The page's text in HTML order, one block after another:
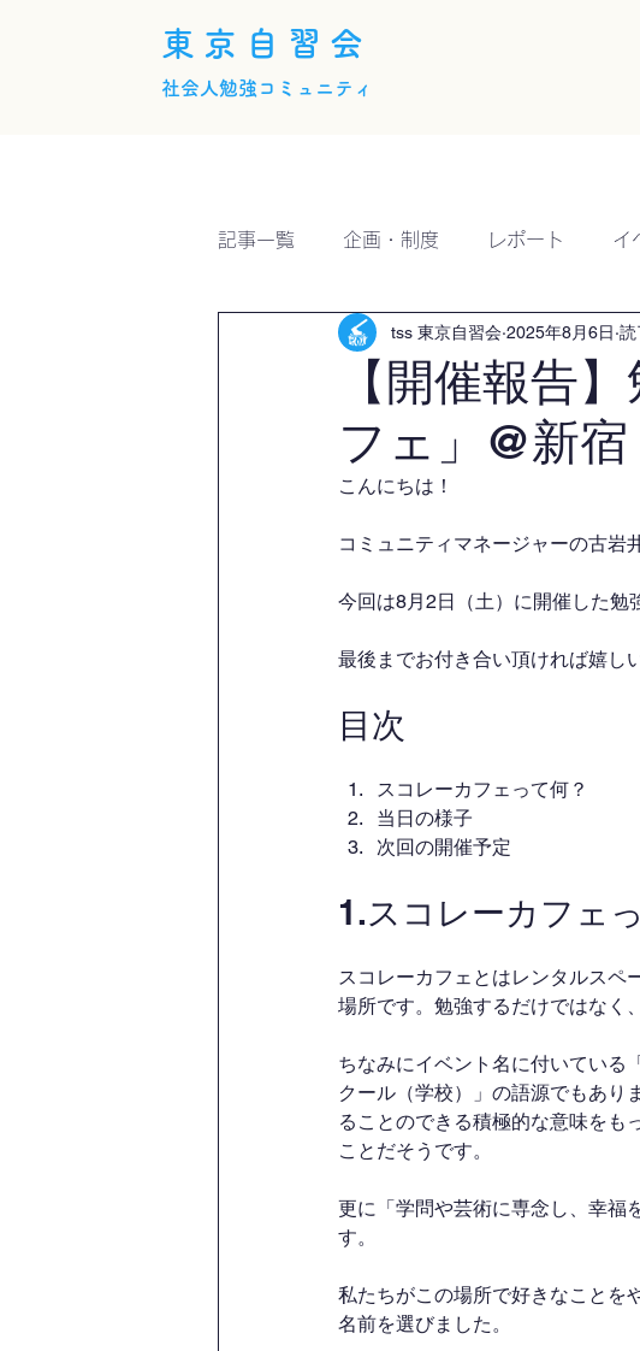
東京自習会
社会人勉強コミュニティ
記事一覧 企画・制度 レポート イ
【開催報告
フェ」@新宿
tss 東京自習会 2025年8月6日 読
こんにちは！
コミュニティマネージャーの古岩
今回は8月2日（土）に開催した勉
最後までお付き合い頂ければ嬉し
目次
スコレーカフェって何？
当日の様子
次回の開催予定
1.スコレーカフェ
スコレーカフェとはレンタルスペ
場所です。勉強するだけではなく
ちなみにイベント名に付いている
クール（学校）」の語源でもあり
ることのできる積極的な意味をも
ことだそうです。
更に「学問や芸術に専念し、幸福
す。
私たちがこの場所で好きなことを
名前を選びました。